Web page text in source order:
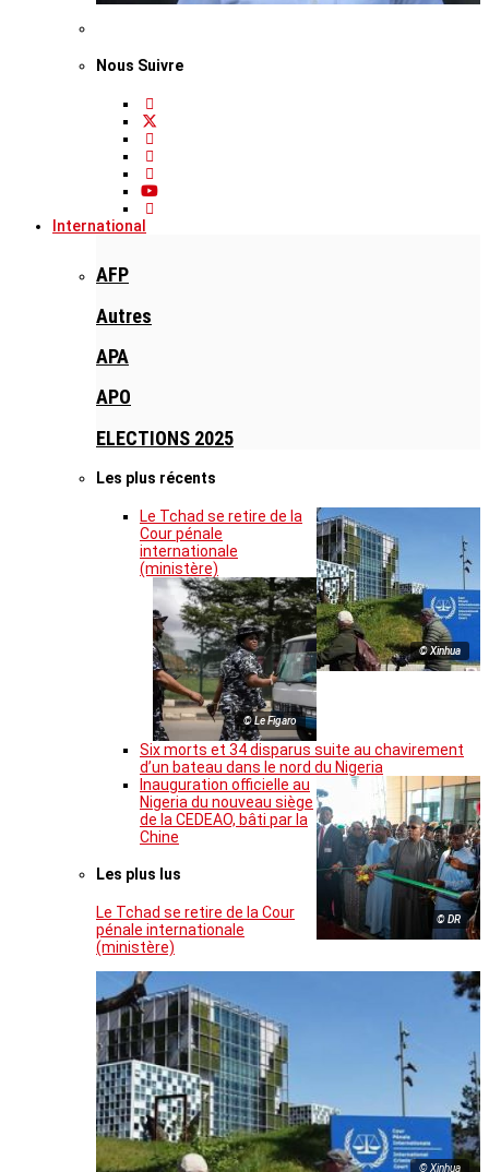
Nous Suivre
International
AFP
Autres
APA
APO
ELECTIONS 2025
Les plus récents
© Xinhua
Le Tchad se retire de la
Cour pénale
internationale
(ministère)
© Le Figaro
Six morts et 34 disparus suite au chavirement
d’un bateau dans le nord du Nigeria
© DR
Inauguration officielle au
Nigeria du nouveau siège
de la CEDEAO, bâti par la
Chine
Les plus lus
Le Tchad se retire de la Cour
pénale internationale
(ministère)
© Xinhua